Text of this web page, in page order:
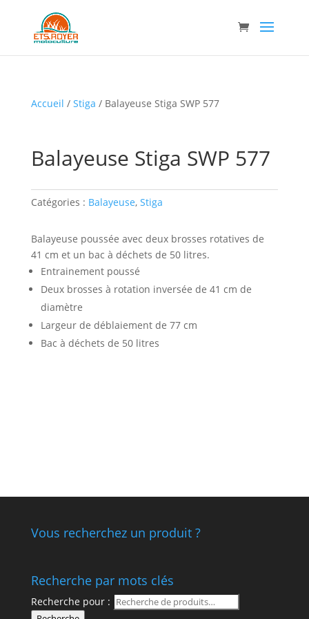
Accueil / Stiga / Balayeuse Stiga SWP 577
Balayeuse Stiga SWP 577
Catégories : Balayeuse, Stiga
Balayeuse poussée avec deux brosses rotatives de
41 cm et un bac à déchets de 50 litres.
Entrainement poussé
Deux brosses à rotation inversée de 41 cm de
diamètre
Largeur de déblaiement de 77 cm
Bac à déchets de 50 litres
Vous recherchez un produit ?
Recherche par mots clés
Recherche pour :